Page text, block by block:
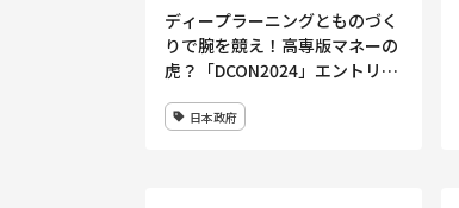
ディープラーニングとものづく
りで腕を競え！高専版マネーの
虎？「DCON2024」エントリー
日本政府